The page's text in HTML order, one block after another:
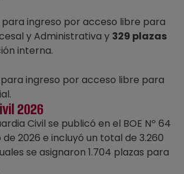
para ingreso por acceso libre para
y Administrativa y 329 plazas
interna.
para ingreso por acceso libre para
2026
Civil se publicó en el BOE Nº 64
de 2026 e incluyó un total de 3.260
se asignaron 1.704 plazas para